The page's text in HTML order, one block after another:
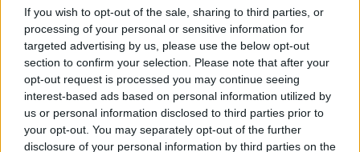
If you wish to opt-out of the sale, sharing to third parties, or
processing of your personal or sensitive information for
targeted advertising by us, please use the below opt-out
section to confirm your selection. Please note that after your
opt-out request is processed you may continue seeing
interest-based ads based on personal information utilized by
us or personal information disclosed to third parties prior to
your opt-out. You may separately opt-out of the further
disclosure of your personal information by third parties on the
Adquiere uno de los productos promocionales
Revolu Green en tu establecimiento comercial
preferido. Conserva el ticket de compra.
Entra a lapágina web de la muestra gratis.
Completa el formulario de registro con tus